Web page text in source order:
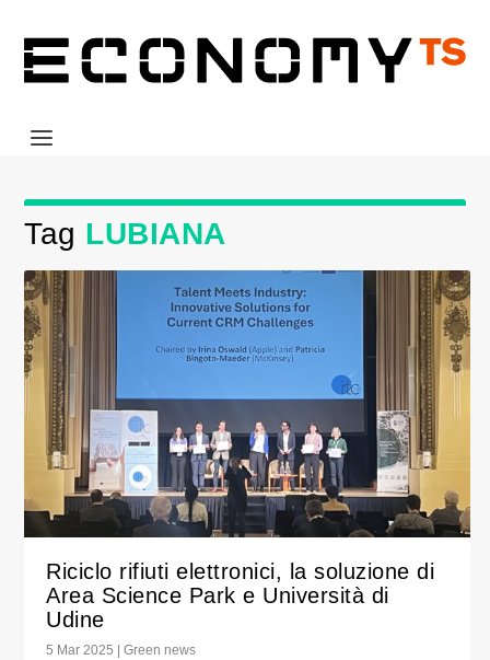
Tag LUBIANA
Riciclo rifiuti elettronici, la soluzione di
Area Science Park e Università di
Udine
5 Mar 2025 |Green news